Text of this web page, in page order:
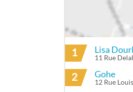
ITINÉRAIRE
1 Lisa
11 Rue
2 Gohe
12 Rue